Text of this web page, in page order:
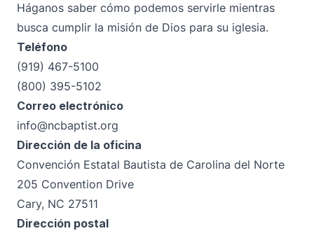
Háganos saber cómo podemos servirle mientras
busca cumplir la misión de Dios para su iglesia.
Teléfono
(919) 467-5100
(800) 395-5102
Correo electrónico
info@ncbaptist.org
Dirección de la oficina
Convención Estatal Bautista de Carolina del Norte
205 Convention Drive
Cary, NC 27511
Dirección postal